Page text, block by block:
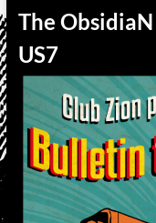
The ObsidiaN
US7